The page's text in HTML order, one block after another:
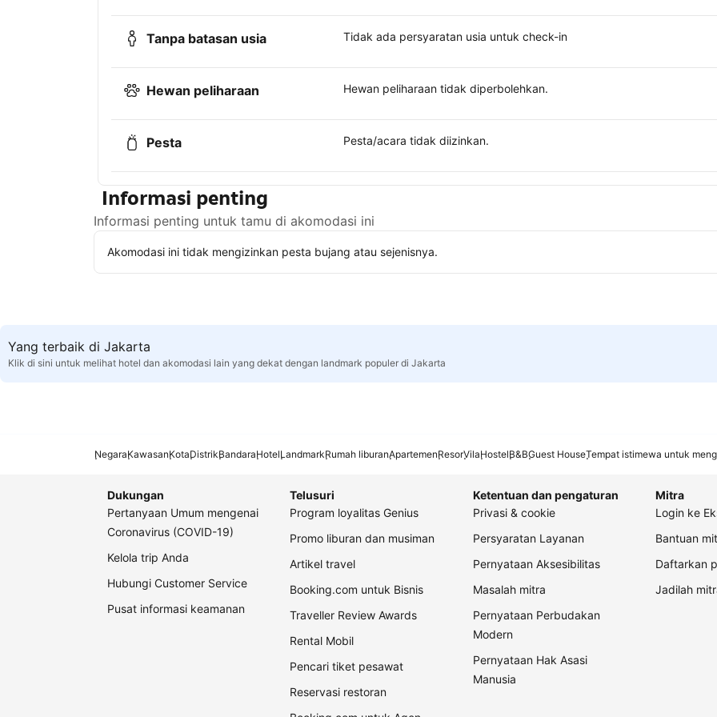
Tanpa batasan usia Tidak ada persyaratan usia untuk check-in
Hewan peliharaan Hewan peliharaan tidak diperbolehkan.
Pesta Pesta/acara tidak diizinkan.
Informasi penting
Informasi penting untuk tamu di akomodasi ini
Akomodasi ini tidak mengizinkan pesta bujang atau sejenisnya.
Yang terbaik di Jakarta
Klik di sini untuk melihat hotel dan akomodasi lain yang dekat dengan landmark populer di Jakarta
NegaraKawasanKotaDistrikBandaraHotelLandmarkRumah liburanApartemenResorVilaHostelB&BGuest HouseTempat istimewa untuk
Dukungan
Pertanyaan Umum mengenai
Coronavirus (COVID-19)
Kelola trip Anda
Hubungi Customer Service
Pusat informasi keamanan
Telusuri
Program loyalitas Genius
Promo liburan dan musiman
Artikel travel
Booking.com untuk Bisnis
Traveller Review Awards
Rental Mobil
Pencari tiket pesawat
Reservasi restoran
Ketentuan dan pengaturan
Privasi & cookie
Persyaratan Layanan
Pernyataan Aksesibilitas
Masalah mitra
Pernyataan Perbudakan
Modern
Pernyataan Hak Asasi
Manusia
Mitra
Login ke
Bantuan
Daftarkan
Jadilah